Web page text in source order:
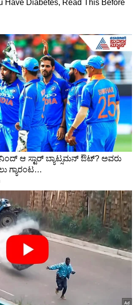
ಸಮೃದ್ಧಿ
ಸಮೃದ್ಧಿ
ಸಾಲದ ಬಾಧೆಗಳನ್ನು
ಮತ್ತು ಸಮೃದ್ಧಿಯನ್ನು
ಶಾಸ್ತ್ರ ತಜ್ಞರು. ಹಾಗಾಗಿ ಅದರ